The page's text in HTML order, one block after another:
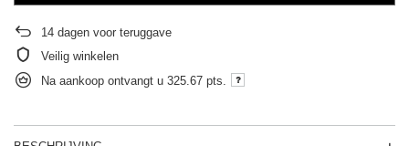
14 dagen voor teruggave
Veilig winkelen
Na aankoop ontvangt u 325.67 pts.